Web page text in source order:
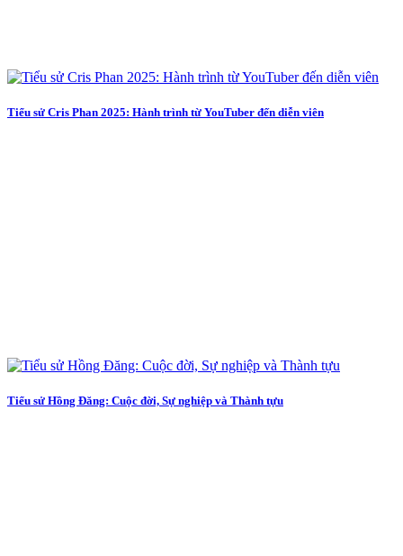
Tiểu sử Cris Phan 2025: Hành trình từ YouTuber đến diễn viên
Tiểu sử Hồng Đăng: Cuộc đời, Sự nghiệp và Thành tựu